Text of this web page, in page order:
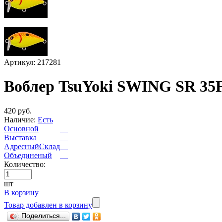
Артикул: 217281
Воблер TsuYoki SWING SR
420 руб.
Наличие: Есть
Основной
Выставка
АдресныйСклад
Объединеный
Количество:
шт
В корзину
Товар добавлен в корзину
Поделиться...